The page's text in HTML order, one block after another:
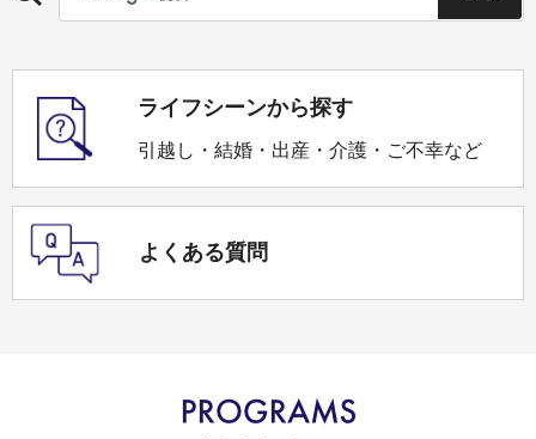
ライフシーンから探す
引越し・結婚・出産・介護・ご不幸など
よくある質問